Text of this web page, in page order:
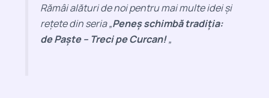
Rămâi alături de noi pentru mai multe idei și
rețete din seria „Peneș schimbă tradiția:
de Paște – Treci pe Curcan!„